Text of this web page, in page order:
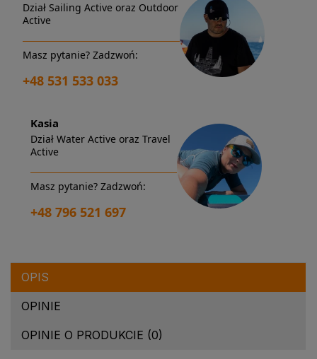
Dział Sailing Active oraz Outdoor
Active
Masz pytanie? Zadzwoń:
+48 531 533 033
Kasia
Dział Water Active oraz Travel
Active
Masz pytanie? Zadzwoń:
+48 796 521 697
OPIS
OPINIE
OPINIE O PRODUKCIE (0)